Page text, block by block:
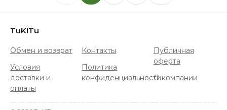
TuKiTu
Обмен и возврат
Условия
доставки и
оплаты
Контакты
Политика
конфиденциальности
Публичная
оферта
О компании